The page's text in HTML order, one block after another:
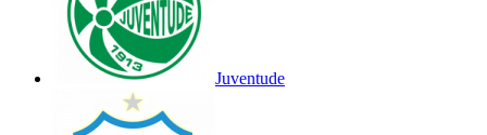
Juventude